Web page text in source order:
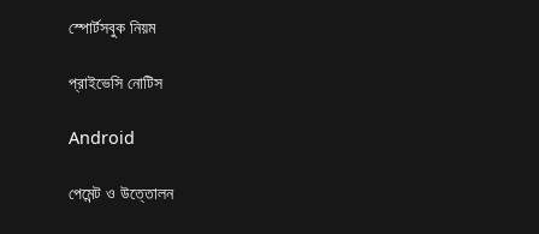
স্পোর্টসবুক নিয়ম
প্রাইভেসি নোটিস
Android
পেমেন্ট ও উত্তোলন